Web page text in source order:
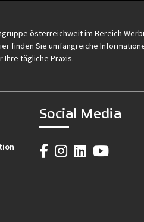
österreichweit im Bereich
finden Sie umfangreiche
tägliche Praxis.
Social Media